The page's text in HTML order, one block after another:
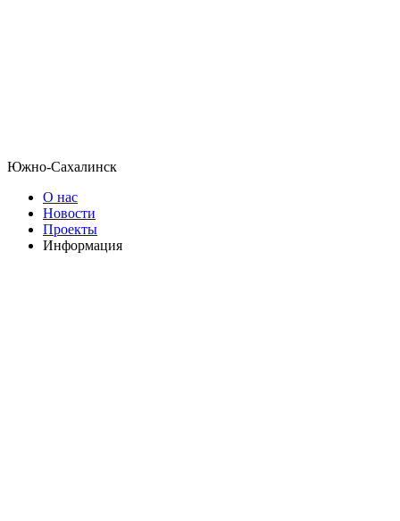
Южно-Сахалинск
О нас
Новости
Проекты
Информация